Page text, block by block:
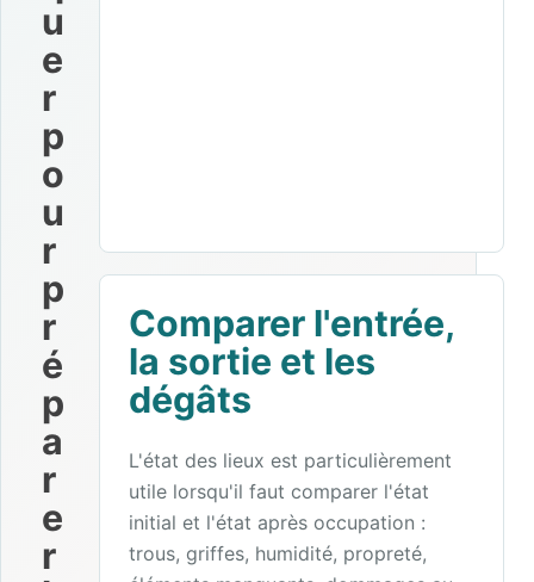
u
e
r
p
o
u
r
p
r
é
p
a
r
e
r
Comparer l'entrée,
la sortie et les
dégâts
L'état des lieux est particulièrement
utile lorsqu'il faut comparer l'état
initial et l'état après occupation :
trous, griffes, humidité, propreté,